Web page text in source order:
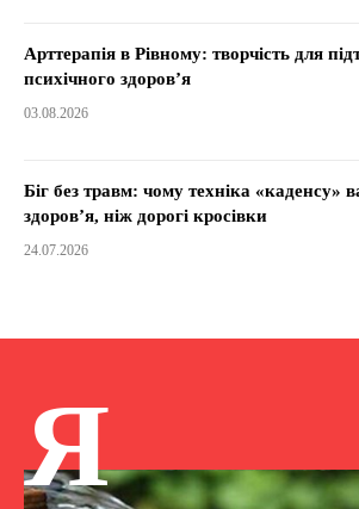
Арттерапія в Рівному: творчість для
психічного здоров’я
03.08.2026
Біг без травм: чому техніка «каденсу»
здоров’я, ніж дорогі кросівки
24.07.2026
Я